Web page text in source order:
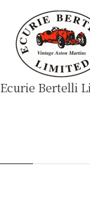
Ecurie Bertelli